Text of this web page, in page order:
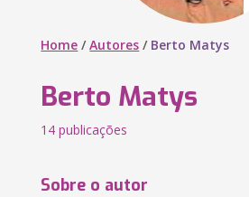
Home /Autores / Berto Matys
Berto Matys
14 publicações
Sobre o autor